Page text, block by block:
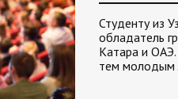
Студенту из
обладатель
Катара и
тем молодым